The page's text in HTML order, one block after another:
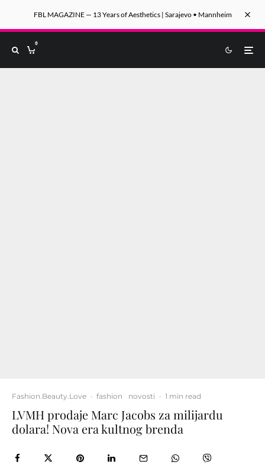
FBL MAGAZINE — 13 Years of Aesthetics | Sarajevo • Mannheim
0
Fashion.Beauty.Love · fashion novosti · 1 min read
LVMH prodaje Marc Jacobs za milijardu
dolara! Nova era kultnog brenda